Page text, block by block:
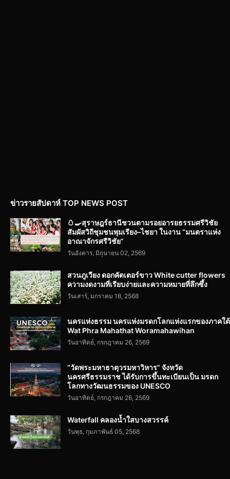
ข่าวรายสัปดาห์ TOP NEWS POST
🥚🍳สุราษฎร์ธานีชวนตามรอยอารยธรรมศรีวิชัย
สัมผัสวิถีชุมชนพุมเรียง–ไชยา ในงาน “มนตราแห่ง
อาณาจักรศรีวิชัย”
วันอังคาร, มิถุนายน 02, 2569
สวนภูเวียง ดอกคัตเตอร์ขาว White cutter flowers
ความงดงามที่เรียบง่ายและความหมายที่ลึกซึ้ง
วันเสาร์, มกราคม 18, 2568
นครแห่งธรรม นครแห่งมรดกโลกแห่งแรกของภาคใต้
Wat Phra Mahathat Woramahawihan
วันอาทิตย์, กรกฎาคม 26, 2569
“วัดพระมหาธาตุวรมหาวิหาร” จังหวัด
นครศรีธรรมราช ได้รับการขึ้นทะเบียนเป็น มรดก
โลกทางวัฒนธรรมของ UNESCO
วันอาทิตย์, กรกฎาคม 26, 2569
Waterfall คลองน้ำใสบางสวรรค์
วันพุธ, กุมภาพันธ์ 05, 2568